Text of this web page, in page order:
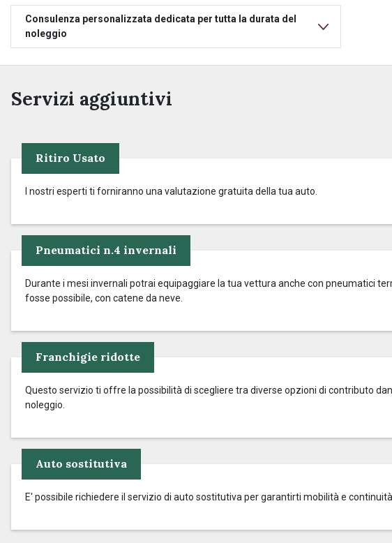
Consulenza personalizzata dedicata per tutta la durata del
noleggio
Servizi aggiuntivi
Ritiro Usato
I nostri esperti ti forniranno una valutazione gratuita della tua auto.
Pneumatici n.4 invernali
Durante i mesi invernali potrai equipaggiare la tua vettura anche con pneumatici
fosse possibile, con catene da neve.
Franchigie ridotte
Questo servizio ti offre la possibilità di scegliere tra diverse opzioni di contributo
noleggio.
Auto sostitutiva
E' possibile richiedere il servizio di auto sostitutiva per garantirti mobilità e